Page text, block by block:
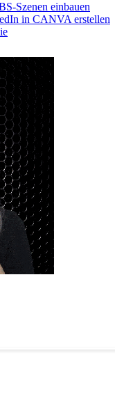
Szenen einbauen
in CANVA erstellen